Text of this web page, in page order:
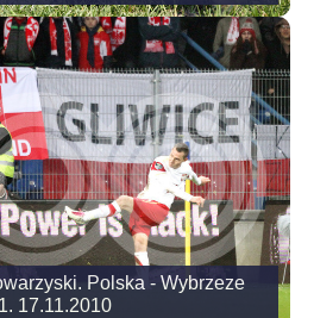
Polska - Wybrzeze
17.11.2010